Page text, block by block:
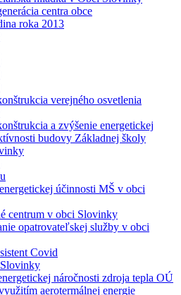
centra obce
roka 2013
verejného osvetlenia
a zvýšenie energetickej
budovy Základnej školy
účinnosti MŠ v obci
centrum v obci Slovinky
opatrovateľskej služby v obci
Covid
náročnosti zdroja tepla OÚ
aerotermálnej energie